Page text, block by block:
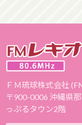
ＦＭ琉球株式会社
〒900-0006 沖縄県
っぷるタウン2階